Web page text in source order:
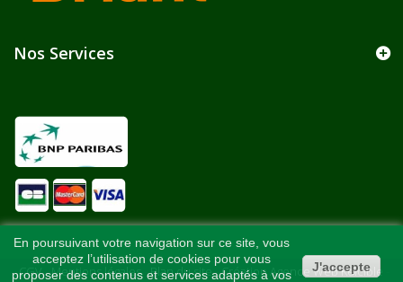
Nos Services
En poursuivant votre navigation sur ce site, vous
acceptez l’utilisation de cookies pour vous
proposer des contenus et services adaptés à vos
J'accepte
CGV-Mentions légales-Plan du site -Création Agence Web Kelcible